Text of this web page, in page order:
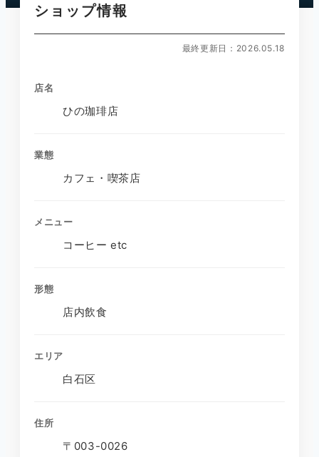
ショップ情報
最終更新日：2026.05.18
店名
ひの珈琲店
業態
カフェ・喫茶店
メニュー
コーヒー etc
形態
店内飲食
エリア
白石区
住所
〒003-0026